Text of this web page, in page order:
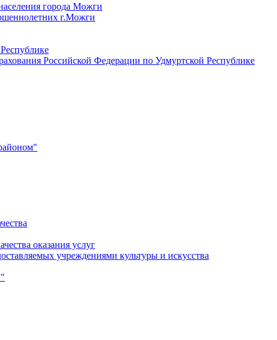
города Можги
г.Можги
Российской Федерации по Удмуртской Республике
оказания услуг
учреждениями культуры и искусства